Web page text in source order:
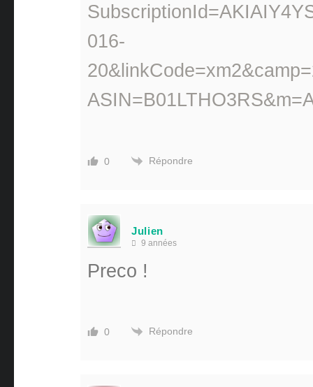
016-
0 Répondre
Julien
9 années
Preco !
0 Répondre